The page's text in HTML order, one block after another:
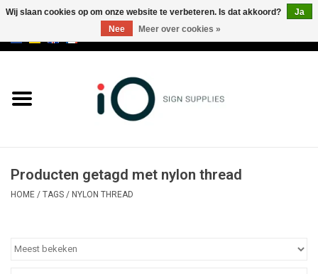
Merken
Producten getagd met nylon thread
HOME / TAGS / NYLON THREAD
Wij slaan cookies op om onze website te verbeteren. Is dat akkoord?
Ja
Nee
Meer over cookies »